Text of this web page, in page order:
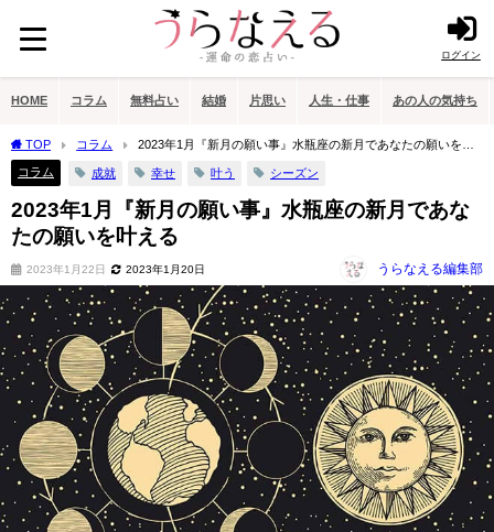
ログイン
HOME コラム 無料占い 結婚 片思い 人生・仕事 あの人の気持ち
TOP コラム
2023年1月『新月の願い事』水瓶座の新月であなたの願いを叶
える
コラム 成就 幸せ 叶う シーズン
2023年1月『新月の願い事』水瓶座の新月であな
たの願いを叶える
2023年1月22日 2023年1月20日 うらなえる編集部